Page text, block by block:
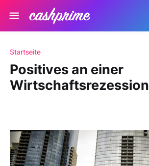
Startseite
Positives an einer
Wirtschaftsrezession